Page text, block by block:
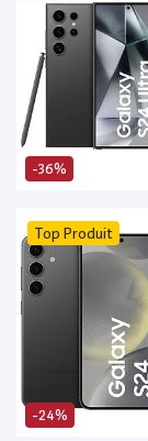
-36%
-24%
Top Produit